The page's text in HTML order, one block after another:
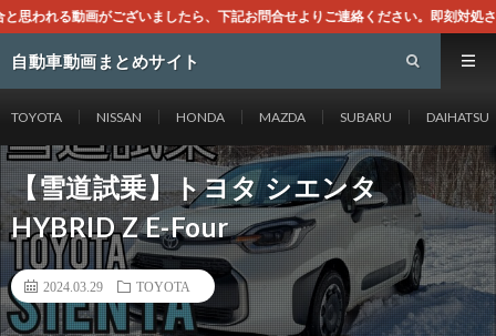
したら、下記お問合せよりご連絡ください。即刻対処させて頂きます。なお
自動車動画まとめサイト
TOYOTA NISSAN HONDA MAZDA SUBARU DAIHATSU
【雪道試乗】トヨタ シエンタ
HYBRID Z E-Four
2024.03.29 TOYOTA